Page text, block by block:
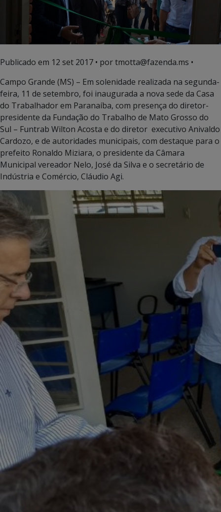
Publicado em 12 set 2017 • por tmotta@fazenda.ms •
Campo Grande (MS) – Em solenidade realizada na segunda-
feira, 11 de setembro, foi inaugurada a nova sede da Casa
do Trabalhador em Paranaíba, com presença do diretor-
presidente da Fundação do Trabalho de Mato Grosso do
Sul – Funtrab Wilton Acosta e do diretor executivo Anivaldo
Cardozo, e de autoridades municipais, com destaque para o
prefeito Ronaldo Miziara, o presidente da Câmara
Municipal vereador Nelo, José da Silva e o secretário de
Indústria e Comércio, Cláudio Agi.